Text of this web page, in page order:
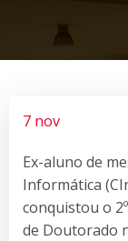
7 nov
Ex-aluno de
Informática
conquistou o
de Doutorado